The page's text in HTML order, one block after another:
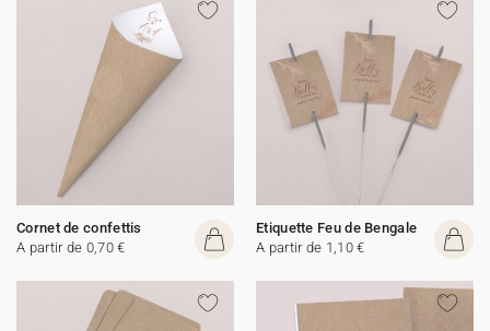
Cornet de confettis
A partir de 0,70 €
Etiquette Feu de Bengale
A partir de 1,10 €